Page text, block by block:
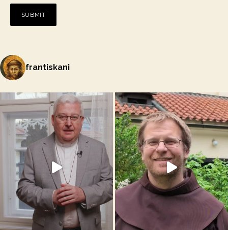
frantiskani